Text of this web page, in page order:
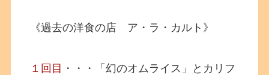
《過去の洋食の店 ア・ラ・カルト》
１回目 ・・・「幻のオムライス」とカリフ